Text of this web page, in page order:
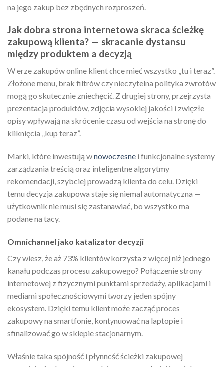
na jego zakup bez zbędnych rozproszeń.
Jak dobra strona internetowa skraca ścieżkę
zakupową klienta? — skracanie dystansu
między produktem a decyzją
W erze zakupów online klient chce mieć wszystko „tu i teraz”.
Złożone menu, brak filtrów czy nieczytelna polityka zwrotów
mogą go skutecznie zniechęcić. Z drugiej strony, przejrzysta
prezentacja produktów, zdjęcia wysokiej jakości i zwięzłe
opisy wpływają na skrócenie czasu od wejścia na stronę do
kliknięcia „kup teraz”.
Marki, które inwestują wnowoczesne i funkcjonalne systemy
zarządzania treścią oraz inteligentne algorytmy
rekomendacji, szybciej prowadzą klienta do celu. Dzięki
temu decyzja zakupowa staje się niemal automatyczna —
użytkownik nie musi się zastanawiać, bo wszystko ma
podane na tacy.
Omnichannel jako katalizator decyzji
Czy wiesz, że aż 73% klientów korzysta z więcej niż jednego
kanału podczas procesu zakupowego? Połączenie strony
internetowej z fizycznymi punktami sprzedaży, aplikacjami i
mediami społecznościowymi tworzy jeden spójny
ekosystem. Dzięki temu klient może zacząć proces
zakupowy na smartfonie, kontynuować na laptopie i
sfinalizować go w sklepie stacjonarnym.
Właśnie taka spójność i płynność ścieżki zakupowej